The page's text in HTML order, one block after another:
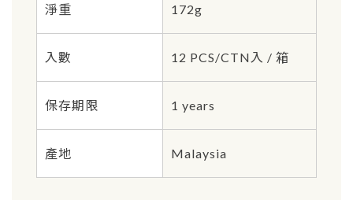
淨重 172g
入數 12 PCS/CTN入 / 箱
保存期限 1 years
產地 Malaysia